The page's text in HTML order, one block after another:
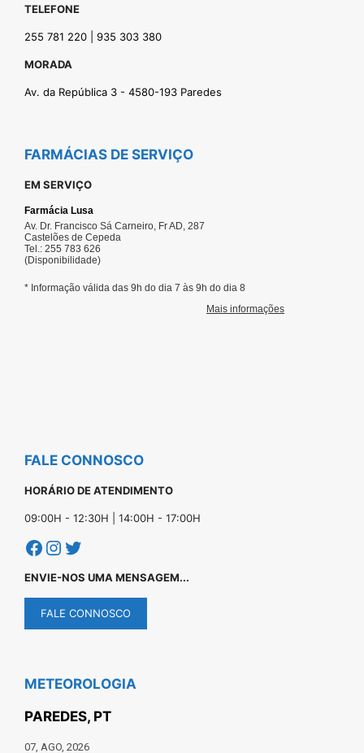
TELEFONE
255 781 220 | 935 303 380
MORADA
Av. da República 3 - 4580-193 Paredes
FARMÁCIAS DE SERVIÇO
EM SERVIÇO
FALE CONNOSCO
HORÁRIO DE ATENDIMENTO
09:00H - 12:30H | 14:00H - 17:00H
Facebook
Instagram
Twitter
ENVIE-NOS UMA MENSAGEM...
FALE CONNOSCO
METEOROLOGIA
PAREDES, PT
07, AGO, 2026